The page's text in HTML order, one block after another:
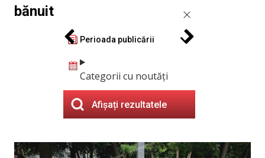
bănuit
Perioada publicării
Categorii cu noutăți
Afișați rezultatele